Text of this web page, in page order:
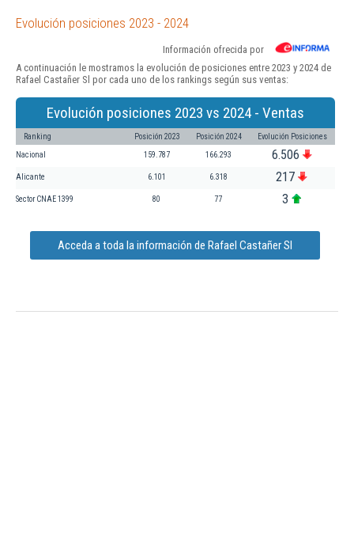
Evolución posiciones 2023 - 2024
Información ofrecida por
A continuación le mostramos la evolución de posiciones entre 2023 y 2024 de
Rafael Castañer Sl por cada uno de los rankings según sus ventas:
Evolución posiciones 2023 vs 2024 - Ventas
Ranking Posición 2023 Posición 2024 Evolución Posiciones
Nacional 159.787 166.293 6.506
Alicante 6.101 6.318 217
Sector CNAE 1399 80 77 3
Acceda a toda la información de Rafael Castañer Sl